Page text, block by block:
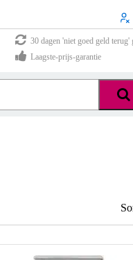
30 dagen 'niet goed geld terug'
Laagste-prijs-garantie